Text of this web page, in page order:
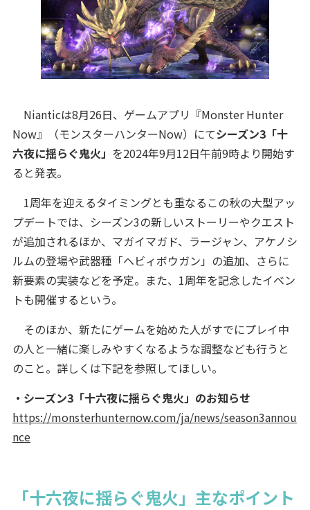
Nianticは8月26日、ゲームアプリ『Monster Hunter
Now』（モンスターハンターNow）にてシーズン3「十
六夜に揺らぐ鬼火」 を2024年9月12日午前9時より開始す
ると発表。
1周年を迎えるタイミングとも重なるこの秋の大型アッ
プデートでは、シーズン3の新しいストーリーやクエスト
が追加されるほか、マガイマガド、ラージャン、アケノシ
ルムの登場や武器種「ヘビィボウガン」の追加、さらに
新要素の実装などを予定。また、1周年を記念したイベン
トも開催するという。
そのほか、新たにゲームを始めた人がすでにプレイ中
の人と一緒に楽しみやすくなるような調整なども行うと
のこと。詳しくは下記を参照してほしい。
・シーズン3「十六夜に揺らぐ鬼火」のお知らせ
https://monsterhunternow.com/ja/news/season3annou
nce
「十六夜に揺らぐ鬼火」主なポイント